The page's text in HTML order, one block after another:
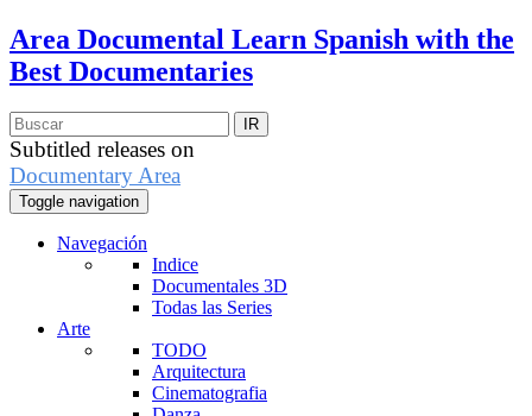
Area Documental Learn Spanish with the
Best Documentaries
Subtitled releases on
Documentary Area
Toggle navigation
Navegación
Indice
Documentales 3D
Todas las Series
Arte
TODO
Arquitectura
Cinematografia